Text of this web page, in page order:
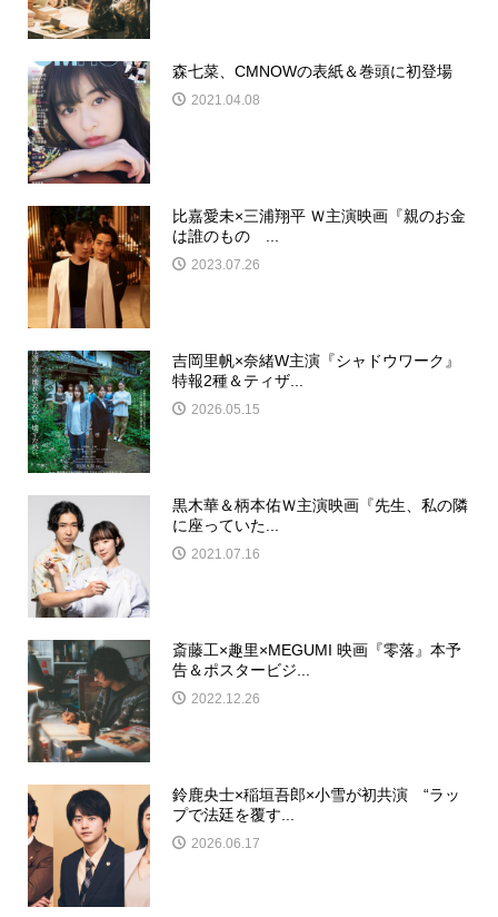
森七菜、CMNOWの表紙＆巻頭に初登場
2021.04.08
比嘉愛未×三浦翔平 Ｗ主演映画『親のお金
は誰のもの ...
2023.07.26
吉岡里帆×奈緒W主演『シャドウワーク』
特報2種＆ティザ...
2026.05.15
黒木華＆柄本佑Ｗ主演映画『先生、私の隣
に座っていた...
2021.07.16
斎藤工×趣里×MEGUMI 映画『零落』本予
告＆ポスタービジ...
2022.12.26
鈴鹿央士×稲垣吾郎×小雪が初共演 “ラッ
プで法廷を覆す...
2026.06.17